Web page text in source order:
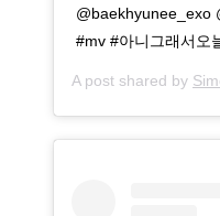
@baekhyunee_exo
#mv #아니그래서오
A post shared by